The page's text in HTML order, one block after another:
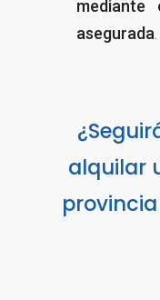
mediante
asegurada.
alquilar